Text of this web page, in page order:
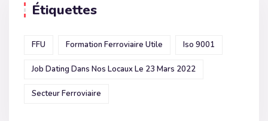
Étiquettes
FFU Formation Ferroviaire Utile Iso 9001
Job Dating Dans Nos Locaux Le 23 Mars 2022
Secteur Ferroviaire